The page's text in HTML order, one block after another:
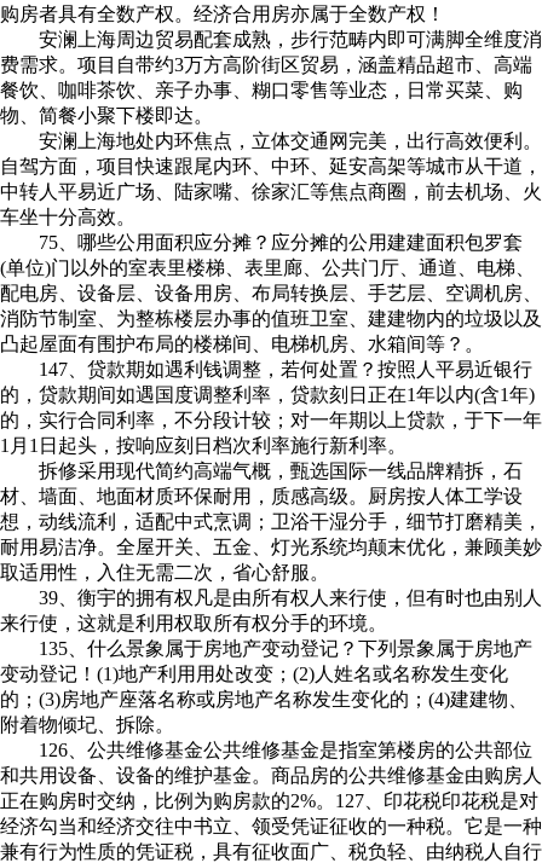
购房者具有全数产权。经济合用房亦属于全数产权！
安澜上海周边贸易配套成熟，步行范畴内即可满脚全维度消
费需求。项目自带约3万方高阶街区贸易，涵盖精品超市、高端
餐饮、咖啡茶饮、亲子办事、糊口零售等业态，日常买菜、购
物、简餐小聚下楼即达。
安澜上海地处内环焦点，立体交通网完美，出行高效便利。
自驾方面，项目快速跟尾内环、中环、延安高架等城市从干道，
中转人平易近广场、陆家嘴、徐家汇等焦点商圈，前去机场、火
车坐十分高效。
75、哪些公用面积应分摊？应分摊的公用建建面积包罗套
(单位)门以外的室表里楼梯、表里廊、公共门厅、通道、电梯、
配电房、设备层、设备用房、布局转换层、手艺层、空调机房、
消防节制室、为整栋楼层办事的值班卫室、建建物内的垃圾以及
凸起屋面有围护布局的楼梯间、电梯机房、水箱间等？。
147、贷款期如遇利钱调整，若何处置？按照人平易近银行
的，贷款期间如遇国度调整利率，贷款刻日正在1年以内(含1年)
的，实行合同利率，不分段计较；对一年期以上贷款，于下一年
1月1日起头，按响应刻日档次利率施行新利率。
拆修采用现代简约高端气概，甄选国际一线品牌精拆，石
材、墙面、地面材质环保耐用，质感高级。厨房按人体工学设
想，动线流利，适配中式烹调；卫浴干湿分手，细节打磨精美，
耐用易洁净。全屋开关、五金、灯光系统均颠末优化，兼顾美妙
取适用性，入住无需二次，省心舒服。
39、衡宇的拥有权凡是由所有权人来行使，但有时也由别人
来行使，这就是利用权取所有权分手的环境。
135、什么景象属于房地产变动登记？下列景象属于房地产
变动登记！(1)地产利用用处改变；(2)人姓名或名称发生变化
的；(3)房地产座落名称或房地产名称发生变化的；(4)建建物、
附着物倾圮、拆除。
126、公共维修基金公共维修基金是指室第楼房的公共部位
和共用设备、设备的维护基金。商品房的公共维修基金由购房人
正在购房时交纳，比例为购房款的2%。127、印花税印花税是对
经济勾当和经济交往中书立、领受凭证征收的一种税。它是一种
兼有行为性质的凭证税，具有征收面广、税负轻、由纳税人自行